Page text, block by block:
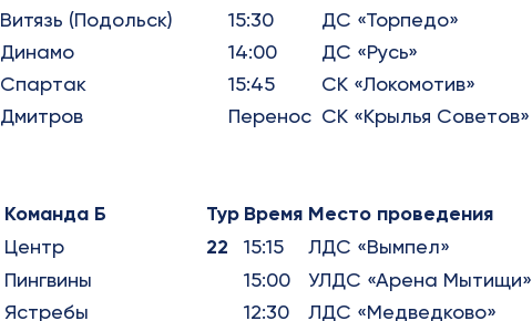
Витязь (Подольск) 15:30
ДС «Торпедо»
Динамо 14:00
ДС «Русь»
Спартак 15:45
СК «Локомотив»
Дмитров Перенос СК «Крылья Советов»
Команда Б Тур Время Место проведения
Центр 22 15:15
ЛДС «Вымпел»
Пингвины 15:00
УЛДС «Арена Мытищи»
Ястребы 12:30
ЛДС «Медведково»